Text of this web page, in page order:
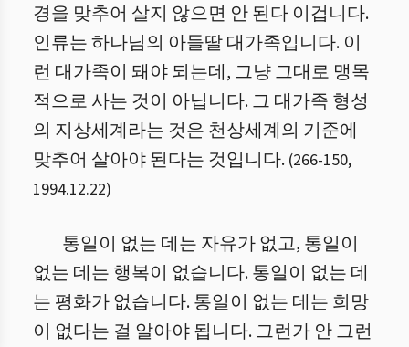
경을 맞추어 살지 않으면 안 된다 이겁니다.
인류는 하나님의 아들딸 대가족입니다. 이
런 대가족이 돼야 되는데, 그냥 그대로 맹목
적으로 사는 것이 아닙니다. 그 대가족 형성
의 지상세계라는 것은 천상세계의 기준에
맞추어 살아야 된다는 것입니다. (266-150,
1994.12.22)
통일이 없는 데는 자유가 없고, 통일이
없는 데는 행복이 없습니다. 통일이 없는 데
는 평화가 없습니다. 통일이 없는 데는 희망
이 없다는 걸 알아야 됩니다. 그런가 안 그런